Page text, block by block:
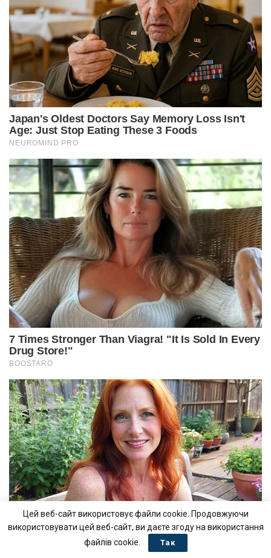
Цей веб-сайт використовує файли cookie. Продовжуючи
використовувати цей веб-сайт, ви даєте згоду на використання
файлів cookie.
Так